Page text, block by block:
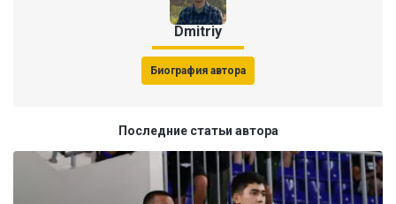
Dmitriy
Биография автора
Последние статьи автора